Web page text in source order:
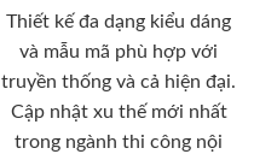
Thiết kế đa dạng kiểu dáng
và mẫu mã phù hợp với
truyền thống và cả hiện đại.
Cập nhật xu thế mới nhất
trong ngành thi công nội